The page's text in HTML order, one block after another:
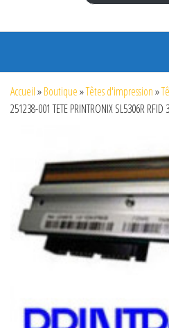
Accueil»Boutique»Têtes d'impression»
251238-001 TETE PRINTRONIX SL5306R RFID